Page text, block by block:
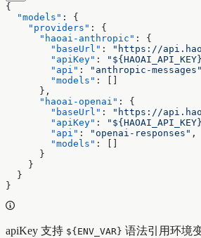
{
  "models"
: {
    "providers"
: {
      "haoai-anthropic"
: {
        "baseUrl"
: "https://
        "apiKey"
:
        "api"
: "anthropic-messages"
        "models"
: []
      },
      "haoai-openai"
: {
        "baseUrl"
: "https://
        "apiKey"
:
        "api"
: "openai-responses" ,
        "models"
: []
      }
    }
  }
}
apiKey 支持 ${ENV_VAR} 语法引用环境